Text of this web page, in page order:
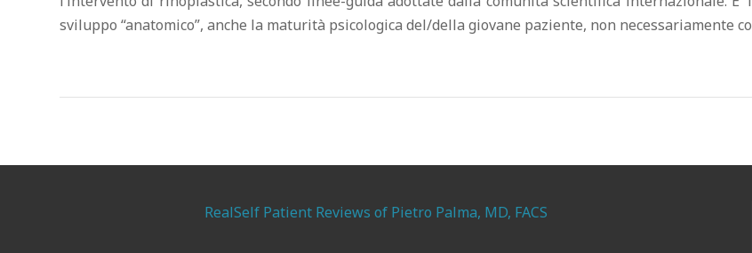
sviluppo “anatomico”, anche la maturità psicologica del/della giovane paziente, non necessariamente
RealSelf Patient Reviews of Pietro Palma, MD, FACS